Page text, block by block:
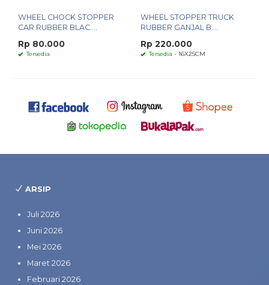
WHEEL CHOCK STOPPER
CAR RUBBER BLAC....
Rp 80.000
Tersedia
WHEEL STOPPER TRUCK
RUBBER GANJAL B....
Rp 220.000
Tersedia - 16X25CM
ARSIP
Juli 2026
Juni 2026
Mei 2026
Maret 2026
Februari 2026